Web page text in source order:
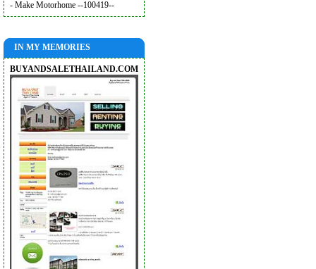
- Make Motorhome --100419--
IN MY MEMORIES
BUYANDSALETHAILAND.COM